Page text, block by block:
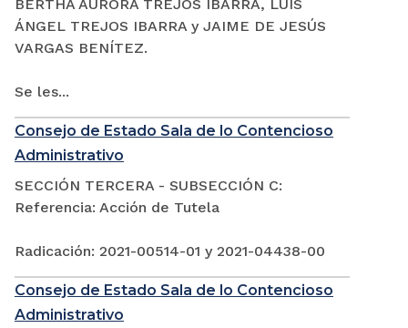
BERTHA AURORA TREJOS IBARRA, LUIS
ÁNGEL TREJOS IBARRA y JAIME DE JESÚS
VARGAS BENÍTEZ.
Se les...
Consejo de Estado Sala de lo Contencioso
Administrativo
SECCIÓN TERCERA - SUBSECCIÓN C:
Referencia: Acción de Tutela
Radicación: 2021-00514-01 y 2021-04438-00
Consejo de Estado Sala de lo Contencioso
Administrativo